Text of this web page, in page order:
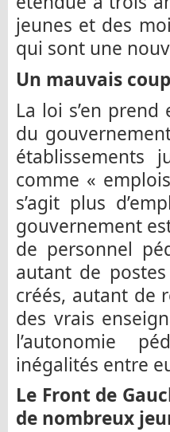
jeunes et des
qui sont une
Un mauvais
La loi s’en
du
établissements
comme «
s’agit plus
gouvernement
de personnel
autant de
créés, autant de
des vrais
l’autonomie
inégalités entre
Le Front de
de nombreux